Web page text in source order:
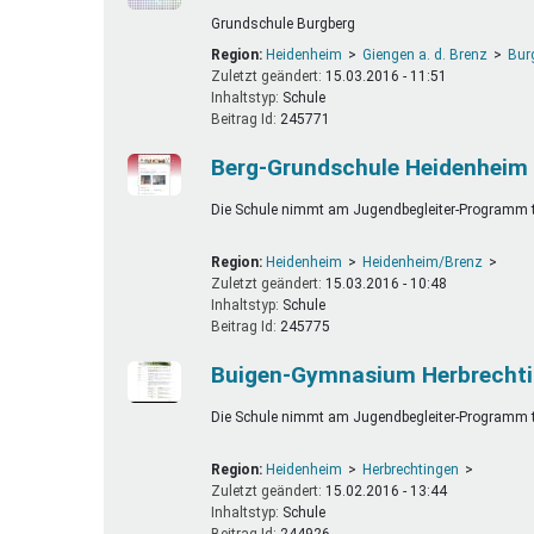
Grundschule Burgberg
Region: Heidenheim Giengen a. d. Brenz
Zuletzt geändert: 15.03.2016 - 11:51
Inhaltstyp:
schule
Beitrag Id:245771
Berg-Grundschule Heidenheim
Die Schule nimmt am Jugendbegleiter-Programm
Region: Heidenheim
Heidenheim/Brenz
Zuletzt geändert: 15.03.2016 - 10:48
Inhaltstyp:
schule
Beitrag Id:245775
Buigen-Gymnasium
Die Schule nimmt am Jugendbegleiter-Programm
Region: Heidenheim
Herbrechtingen
Zuletzt geändert: 15.02.2016 - 13:44
Inhaltstyp:
schule